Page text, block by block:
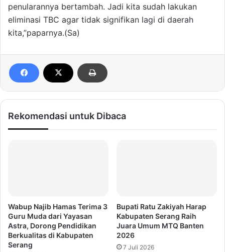
penularannya bertambah. Jadi kita sudah lakukan
eliminasi TBC agar tidak signifikan lagi di daerah
kita,”paparnya.(Sa)
Rekomendasi untuk Dibaca
Wabup Najib Hamas Terima 3
Guru Muda dari Yayasan
Astra, Dorong Pendidikan
Berkualitas di Kabupaten
Serang
Bupati Ratu Zakiyah Harap
Kabupaten Serang Raih
Juara Umum MTQ Banten
2026
7 Juli 2026